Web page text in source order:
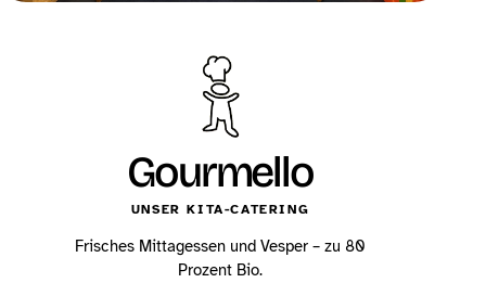
Gourmello
UNSER KITA-CATERING
Frisches Mittagessen und Vesper – zu 80
Prozent Bio.